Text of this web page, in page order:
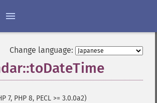
Change language:
7, PHP 8, PECL >= 3.0.0a2)